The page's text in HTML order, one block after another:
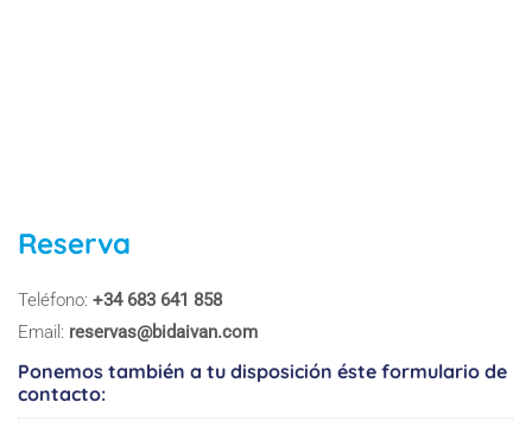
Reserva
Teléfono: +34 683 641 858
Email: reservas@bidaivan.com
Ponemos también a tu disposición éste formulario de
contacto: